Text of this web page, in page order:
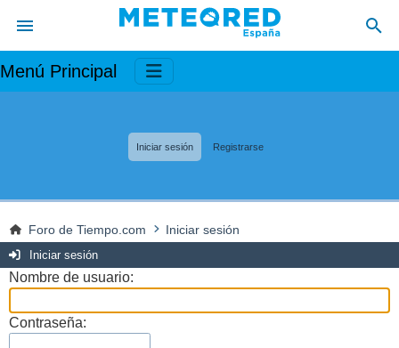
Menú Principal
Iniciar sesión Registrarse
Foro de Tiempo.com Iniciar sesión
Iniciar sesión
Nombre de usuario:
Contraseña: